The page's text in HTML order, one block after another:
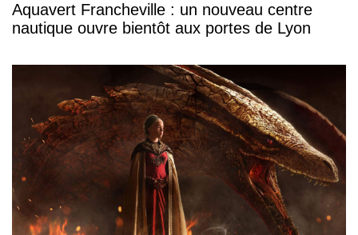
Aquavert Francheville : un nouveau centre
nautique ouvre bientôt aux portes de Lyon